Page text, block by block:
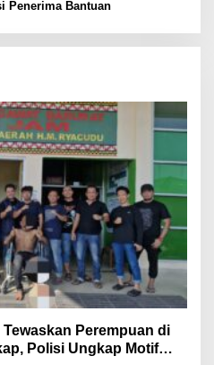
Penerima Bantuan
Perempuan di
Polisi Ungkap Motif